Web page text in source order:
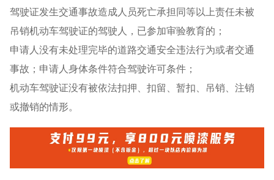
驾驶证发生交通事故造成人员死亡承担同等以上责任未被
吊销机动车驾驶证的驾驶人，已参加审验教育的；
申请人没有未处理完毕的道路交通安全违法行为或者交通
事故；申请人身体条件符合驾驶许可条件；
机动车驾驶证没有被依法扣押、扣留、暂扣、吊销、注销
或撤销的情形。